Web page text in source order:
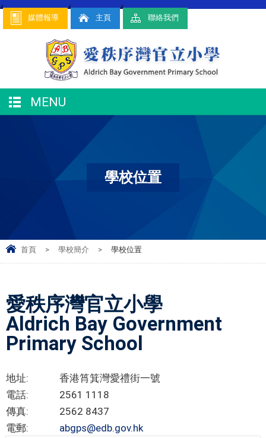
媒體報導 主頁 聯絡我們
MENU
學校位置
首頁 > 學校簡介 > 學校位置
愛秩序灣官立小學
Aldrich Bay Government
Primary School
地址:
香港筲箕灣愛禮街一號
電話:
2561 1118
傳真:
2562 8437
電郵:
abgps@edb.gov.hk